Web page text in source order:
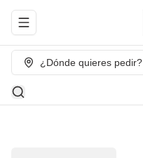
Abrir menu de navegación
¿Dónde quieres pedir?